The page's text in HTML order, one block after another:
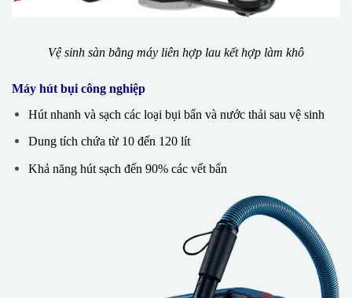
Vệ sinh sàn bằng máy liên hợp lau kết hợp làm khô
Máy hút bụi công nghiệp
Hút nhanh và sạch các loại bụi bẩn và nước thải sau vệ sinh
Dung tích chứa từ 10 đến 120 lít
Khả năng hút sạch đến 90% các vết bẩn